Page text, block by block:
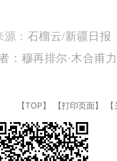
源： 石榴云/新疆日报
：穆再排尔·木合甫力
【TOP】 【打印页面】